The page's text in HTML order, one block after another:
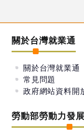
關於台灣就業通
關於台灣就業通
常見問題
政府網站資料開
勞動部勞動力發